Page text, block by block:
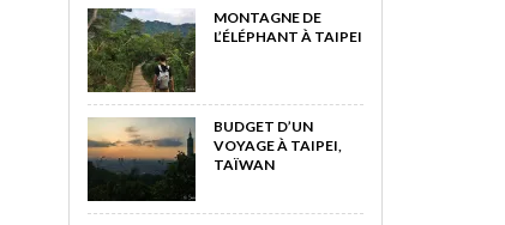
MONTAGNE DE
L’ÉLÉPHANT À TAIPEI
BUDGET D’UN
VOYAGE À TAIPEI,
TAÏWAN